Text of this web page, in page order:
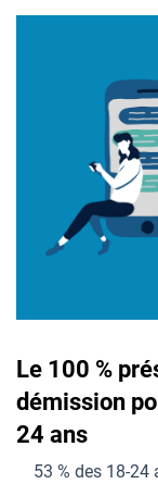
Le 100 %
démission
24 ans
53 % des 18-24